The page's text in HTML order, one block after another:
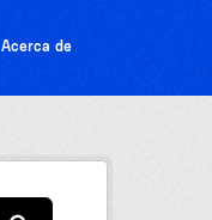
Acerca de